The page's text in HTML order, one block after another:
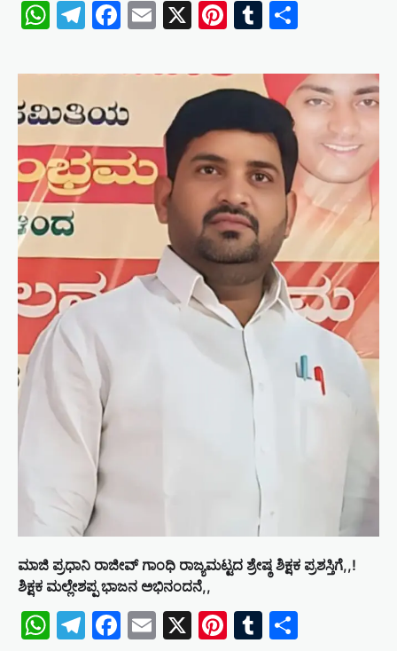
WhatsApp
Telegram
Facebook
Email
X Pinterest
Tumblr
ಮಾಜಿ ಪ್ರಧಾನಿ ರಾಜೀವ್ ಗಾಂಧಿ ರಾಜ್ಯಮಟ್ಟದ ಶ್ರೇಷ್ಠ ಶಿಕ್ಷಕ ಪ್ರಶಸ್ತಿಗೆ,,!
ಶಿಕ್ಷಕ ಮಲ್ಲೇಶಪ್ಪ ಭಾಜನ ಅಭಿನಂದನೆ,,
WhatsApp
Telegram
Facebook
Email
X Pinterest
Tumblr